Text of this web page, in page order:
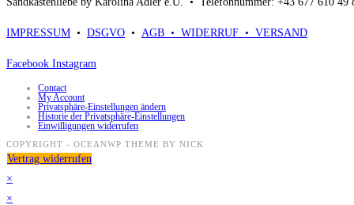
IMPRESSUM • DSGVO • AGB • WIDERRUF • VERSAND
Facebook Instagram
Contact
My Account
Privatsphäre-Einstellungen ändern
Historie der Privatsphäre-Einstellungen
Einwilligungen widerrufen
COPYRIGHT - OCEANWP THEME BY NICK
Vertrag widerrufen
×
×